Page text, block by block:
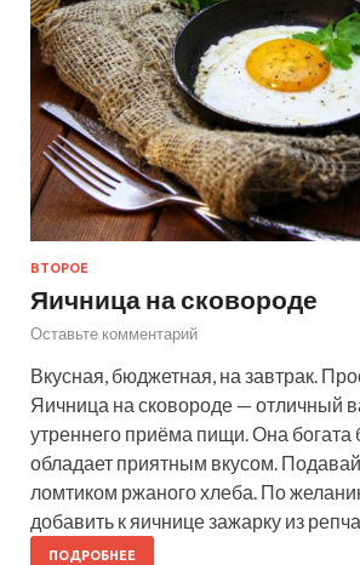
ВТОРОЕ
Яичница на сковороде
Оставьте комментарий
Вкусная, бюджетная, на завтрак.
Яичница на сковороде — отличный
утреннего приёма пищи. Она богата
обладает приятным вкусом.
ломтиком ржаного хлеба. По
добавить к яичнице зажарку из
ПОДРОБНЕЕ